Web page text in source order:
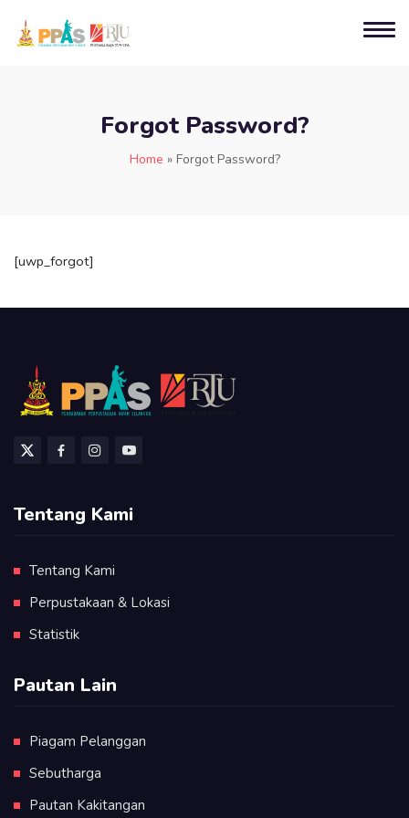
Forgot Password?
Home » Forgot Password?
[uwp_forgot]
Tentang Kami
Tentang Kami
Perpustakaan & Lokasi
Statistik
Pautan Lain
Piagam Pelanggan
Sebutharga
Pautan Kakitangan